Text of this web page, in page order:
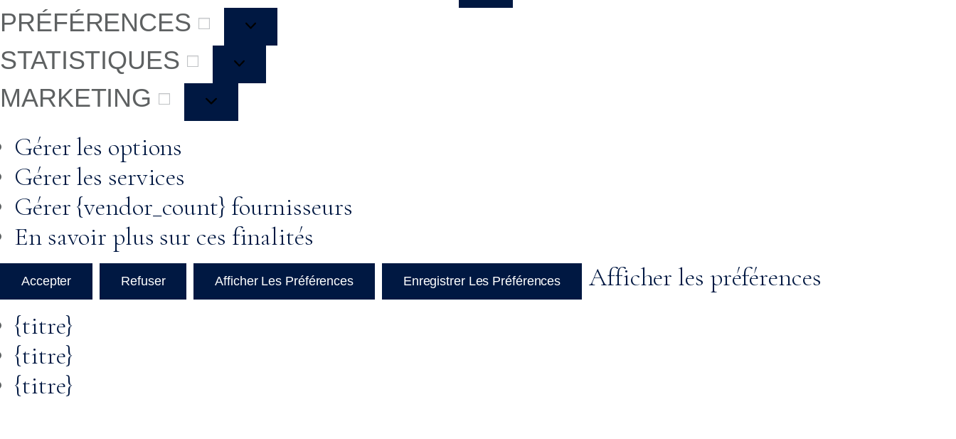
PRÉFÉRENCES
STATISTIQUES
MARKETING
Gérer les options
Gérer les services
Gérer {vendor_count} fournisseurs
En savoir plus sur ces finalités
Accepter Refuser Afficher Les Préférences Enregistrer Les Préférences
Afficher les préférences
{titre}
{titre}
{titre}